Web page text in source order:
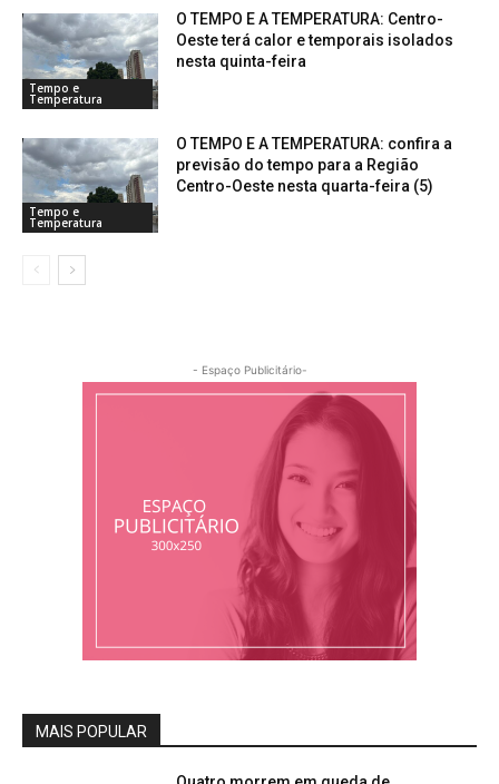
Tempo e
Temperatura
O TEMPO E A TEMPERATURA: Centro-
Oeste terá calor e temporais isolados
nesta quinta-feira
Tempo e
Temperatura
O TEMPO E A TEMPERATURA: confira a
previsão do tempo para a Região
Centro-Oeste nesta quarta-feira (5)
- Espaço Publicitário-
MAIS POPULAR